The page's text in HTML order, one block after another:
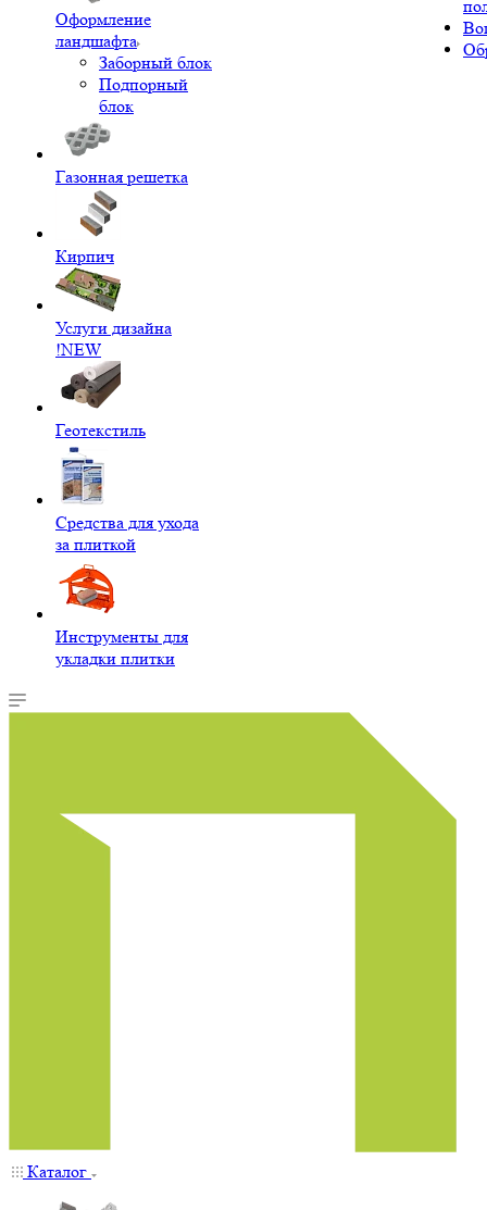
Оформление
ландшафта
Заборный блок
Подпорный
блок
Газонная решетка
Кирпич
Услуги дизайна
!NEW
Геотекстиль
Средства для ухода
за плиткой
Инструменты для
укладки плитки
Каталог